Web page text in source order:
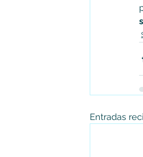
Entradas